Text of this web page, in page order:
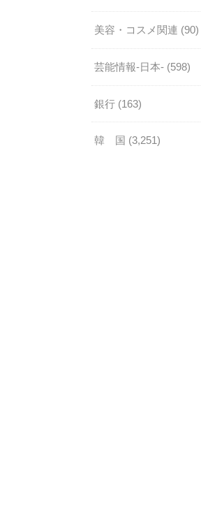
美容・コスメ関連 (90)
芸能情報-日本- (598)
銀行 (163)
韓 国 (3,251)